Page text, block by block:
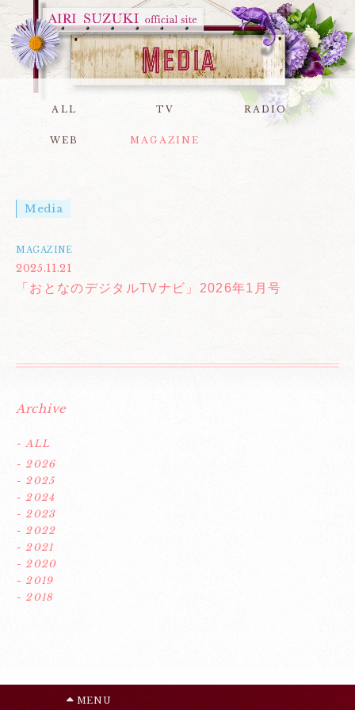
ALL TV RADIO
WEB MAGAZINE
Media
MAGAZINE
2025.11.21
「おとなのデジタルTVナビ」2026年1月号
Archive
- ALL
- 2026
- 2025
- 2024
- 2023
- 2022
- 2021
- 2020
- 2019
- 2018
MENU